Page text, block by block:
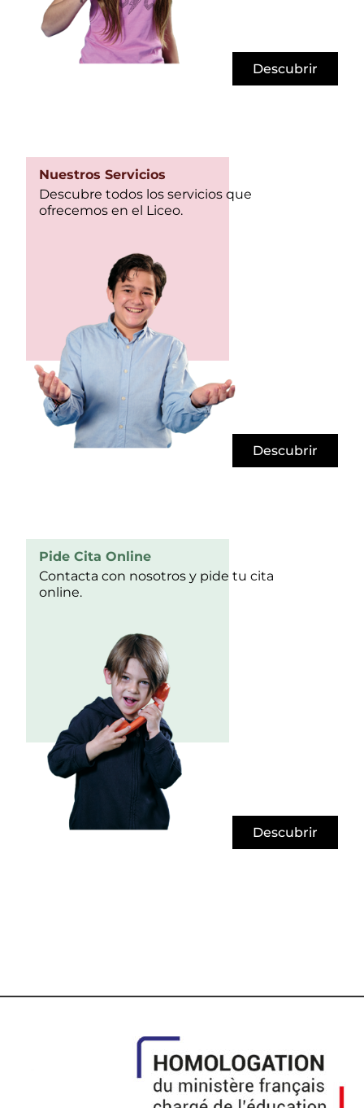
Descubrir
Nuestros Servicios
Descubre todos los servicios que
ofrecemos en el Liceo.
Descubrir
Pide Cita Online
Contacta con nosotros y pide tu cita
online.
Descubrir